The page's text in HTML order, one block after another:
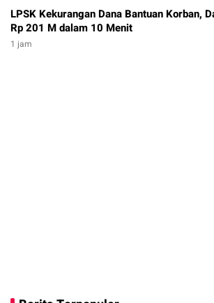
LPSK Kekurangan Dana Bantuan Korban,
Rp 201 M dalam 10 Menit
1 jam